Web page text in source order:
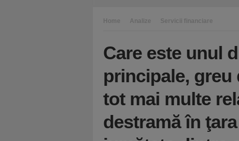
Home Analize Servicii financiare
Care este unul
principale, greu
tot mai multe
destramă în